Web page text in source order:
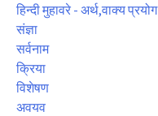
हिन्दी मुहावरे - अर्थ,वाक्य प्रयोग
संज्ञा
सर्वनाम
क्रिया
विशेषण
अवयव